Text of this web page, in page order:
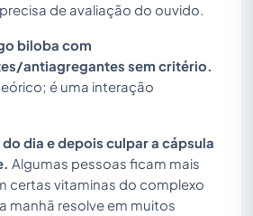
de avaliação do ouvido.
biloba com
antiagregantes sem critério.
é uma interação
do dia e depois culpar a cápsula
Algumas pessoas ficam mais
certas vitaminas do complexo
manhã resolve em muitos